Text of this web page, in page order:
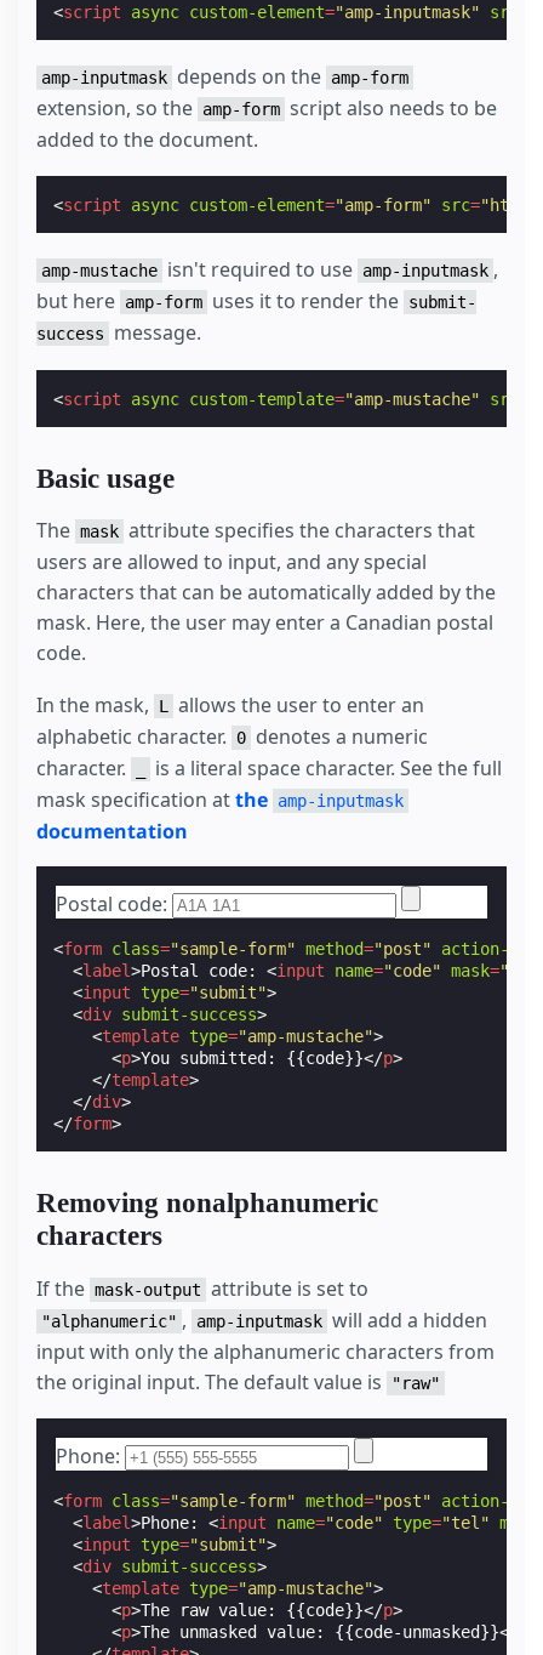
<script async custom-element="amp-inputmask" src
amp-inputmask depends on the amp-form
extension, so the amp-form script also needs to be
added to the document.
<script async custom-element="amp-form" src=
amp-mustache isn't required to use amp-inputmask ,
but here amp-form uses it to render the submit-
success
message.
<script async custom-template="amp-mustache" src
Basic usage
The mask attribute specifies the characters that
users are allowed to input, and any special
characters that can be automatically added by the
mask. Here, the user may enter a Canadian postal
code.
In the mask,
L
allows the user to enter an
alphabetic character.
0 denotes a numeric
character.
is a literal space character. See the full
mask specification atthe amp-inputmask
documentation
Postal code:
<form class="sample-form" method="post" action-xhr
<label>Postal code: <input name="code" mask=
<input type="submit">
<div submit-success>
<template type="amp-mustache">
<p>You submitted: {{code}}</p>
</template>
</div>
</form>
Removing nonalphanumeric
characters
If the mask-output attribute is set to
"alphanumeric" , amp-inputmask will add a hidden
input with only the alphanumeric characters from
the original input. The default value is
"raw"
Phone:
<form class="sample-form" method="post" action-xhr
<label>Phone: <input name="code" type="tel" mask
<input type="submit">
<div submit-success>
<template type="amp-mustache">
<p>The raw value: {{code}}</p>
<p>The unmasked value: {{code-unmasked}}</